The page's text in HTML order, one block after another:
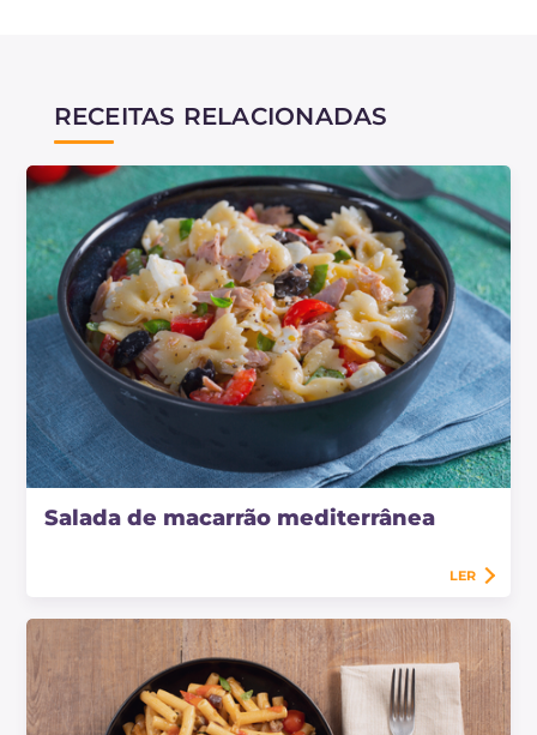
RECEITAS RELACIONADAS
Salada de macarrão mediterrânea
LER